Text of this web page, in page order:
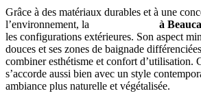
Grâce à des matériaux durables et à une
l’environnement, la
à
les configurations extérieures. Son aspect
douces et ses zones de baignade
combiner esthétisme et confort d’utilisation.
s’accorde aussi bien avec un style
ambiance plus naturelle et végétalisée.